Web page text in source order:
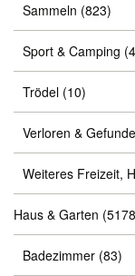
Sammeln (823)
Sport & Camping
Trödel (10)
Verloren &
Weiteres Freizeit,
Haus & Garten
Badezimmer (83)